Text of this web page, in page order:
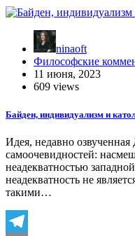
ninaoft
Философские
11 июня, 2023
609 views
Байден, индивидуализм и
Идея, недавно
самоочевидностей:
неадекватностью
неадекватность не
такими…